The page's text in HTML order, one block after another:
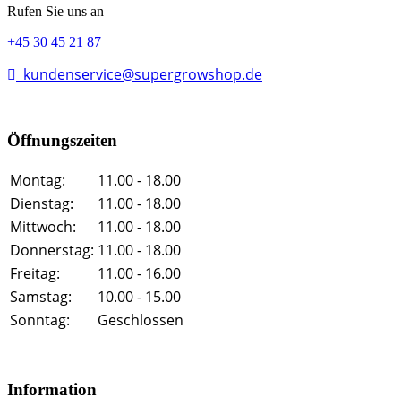
Rufen Sie uns an
+45 30 45 21 87
kundenservice@supergrowshop.de
Öffnungszeiten
Montag:
11.00 - 18.00
Dienstag:
11.00 - 18.00
Mittwoch:
11.00 - 18.00
Donnerstag: 11.00 - 18.00
Freitag:
11.00 - 16.00
Samstag:
10.00 - 15.00
Sonntag:
Geschlossen
Information